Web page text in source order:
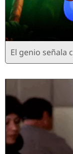
El genio señala